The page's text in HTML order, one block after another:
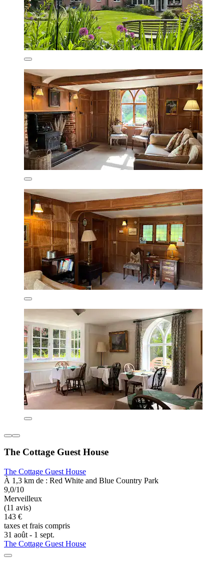
The Cottage Guest House
The Cottage Guest House
À 1,3 km de : Red White and Blue Country Park
9,0/10
Merveilleux
(11 avis)
143 €
taxes et frais compris
31 août - 1 sept.
The Cottage Guest House